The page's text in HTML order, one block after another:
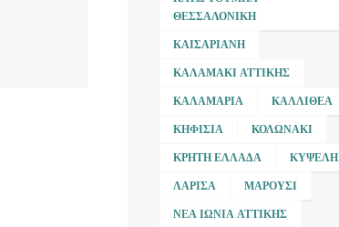
ΘΕΣΣΑΛΟΝΊΚΗ
ΚΑΙΣΑΡΙΑΝΉ
ΚΑΛΑΜΆΚΙ ΑΤΤΙΚΉΣ
ΚΑΛΑΜΑΡΙΆ ΚΑΛΛΙΘΈΑ
ΚΗΦΙΣΙΆ ΚΟΛΩΝΆΚΙ
ΚΡΉΤΗ ΕΛΛΆΔΑ ΚΥΨΈΛΗ
ΛΆΡΙΣΑ ΜΑΡΟΎΣΙ
ΝΈΑ ΙΩΝΊΑ ΑΤΤΙΚΉΣ